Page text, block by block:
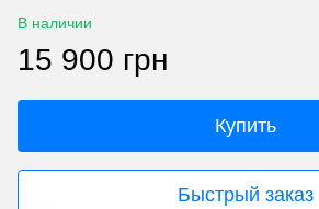
В наличии
15 900 грн
Купить
Быстрый заказ